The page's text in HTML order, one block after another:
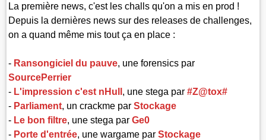
La première news, c'est les challs qu'on a mis en prod !
Depuis la dernières news sur des releases de challenges,
on a quand même mis tout ça en place :
- Ransongiciel du pauve, une forensics par
SourcePerrier
- L'impression c'est nHull , une stega par#Z@tox#
- Parliament, un crackme parStockage
- Le bon filtre, une stega parGe0
- Porte d'entrée, une wargame parStockage